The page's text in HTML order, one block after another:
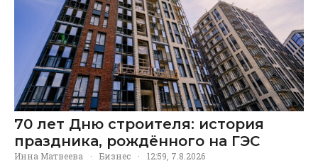
70 лет Дню строителя: история
праздника, рождённого на ГЭС
Инна Матвеева · Бизнес · 12:59, 7.8.2026